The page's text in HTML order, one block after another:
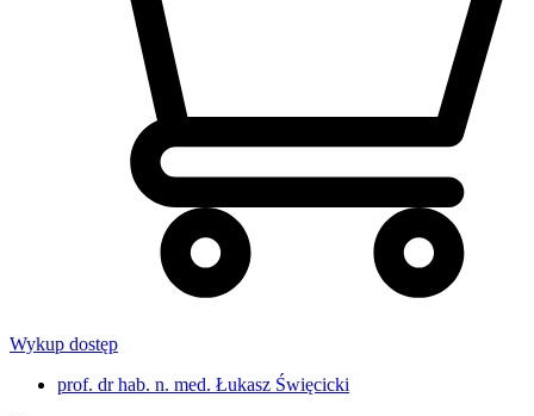
Wykup dostęp
prof. dr hab. n. med. Łukasz Święcicki